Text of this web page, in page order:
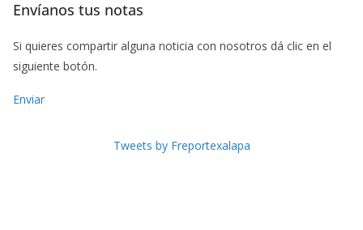
Envíanos tus notas
Si quieres compartir alguna noticia con nosotros dá clic en el
siguiente botón.
Enviar
Tweets by Freportexalapa